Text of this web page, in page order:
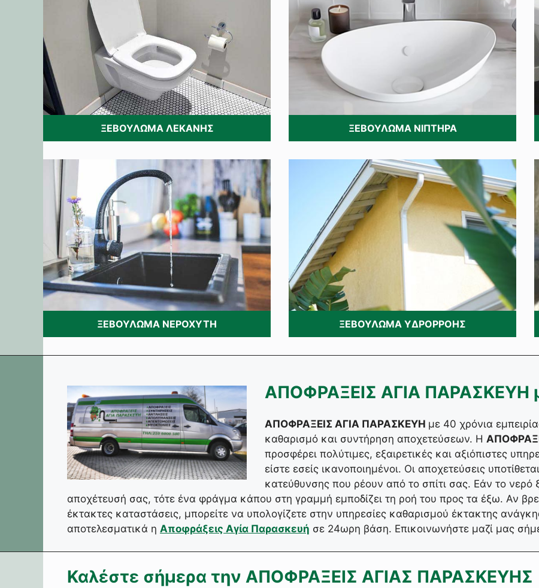
ΞΕΒΟΥΛΩΜΑ ΛΕΚΑΝΗΣ ΞΕΒΟΥΛΩΜΑ ΝΙΠΤΗΡΑ
ΞΕΒΟΥΛΩΜΑ ΝΕΡΟΧΥΤΗ ΞΕΒΟΥΛΩΜΑ ΥΔΡΟΡΡΟΗΣ
ΑΠΟΦΡΑΞΕΙΣ ΑΓΙΑ ΠΑΡΑΣΚΕΥΗ
ΑΠΟΦΡΑΞΕΙΣ ΑΓΙΑ ΠΑΡΑΣΚΕΥΗ με 40 χρόνια
καθαρισμό και συντήρηση αποχετεύσεων. Η
προσφέρει πολύτιμες, εξαιρετικές και αξιόπιστες
είστε εσείς ικανοποιημένοι. Οι αποχετεύσεις
κατεύθυνσης που ρέουν από το σπίτι σας. Εάν το νερό
αποχέτευσή σας, τότε ένα φράγμα κάπου στη γραμμή εμποδίζει τη ροή του προς τα έξω. Αν
έκτακτες καταστάσεις, μπορείτε να υπολογίζετε στην υπηρεσίες καθαρισμού έκτακτης
αποτελεσματικά η Αποφράξεις Αγία Παρασκευή σε 24ωρη βάση. Επικοινωνήστε μαζί μας
Καλέστε σήμερα την ΑΠΟΦΡΑΞΕΙΣ ΑΓΙΑΣ ΠΑΡΑΣΚΕΥΗΣ